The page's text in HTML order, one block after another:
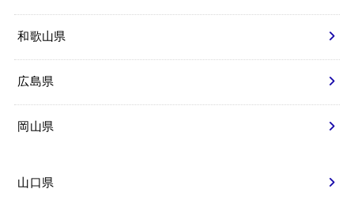
和歌山県
広島県
岡山県
山口県